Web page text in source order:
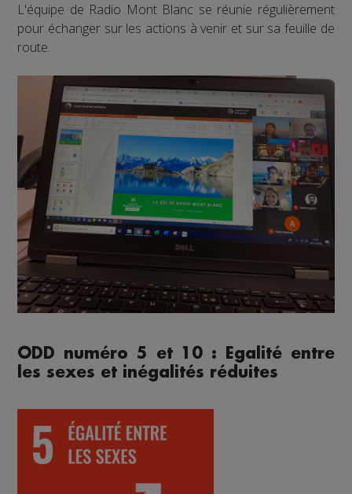
L'équipe de Radio Mont Blanc se réunie régulièrement
pour échanger sur les actions à venir et sur sa feuille de
route.
ODD numéro 5 et 10 : Egalité entre
les sexes et inégalités réduites